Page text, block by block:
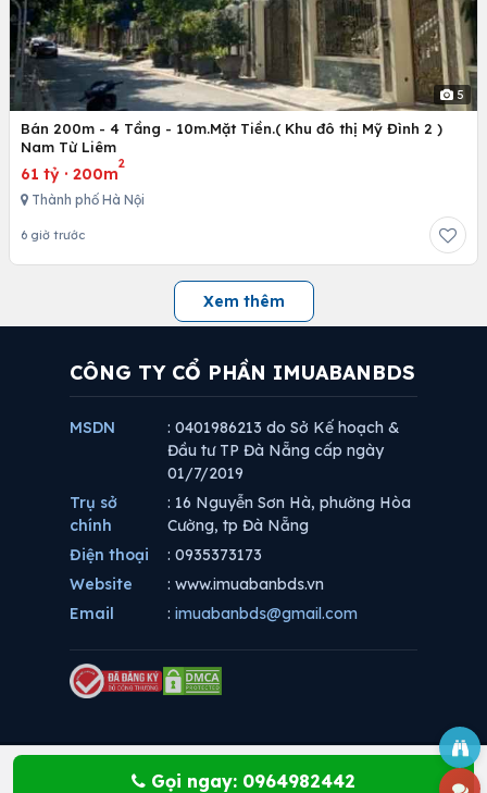
5
Bán 200m - 4 Tầng - 10m.Mặt Tiền.( Khu đô thị Mỹ Đình 2 )
Nam Từ Liêm
61 tỷ · 200m
2
Thành phố Hà Nội
6 giờ trước
Xem thêm
Gọi ngay: 0964982442
CÔNG TY CỔ PHẦN IMUABANBDS
MSDN
: 0401986213 do Sở Kế hoạch &
Đầu tư TP Đà Nẵng cấp ngày
01/7/2019
Trụ sở
chính
: 16 Nguyễn Sơn Hà, phường Hòa
Cường, tp Đà Nẵng
Điện thoại
: 0935373173
Website
: www.imuabanbds.vn
Email
: imuabanbds@gmail.com